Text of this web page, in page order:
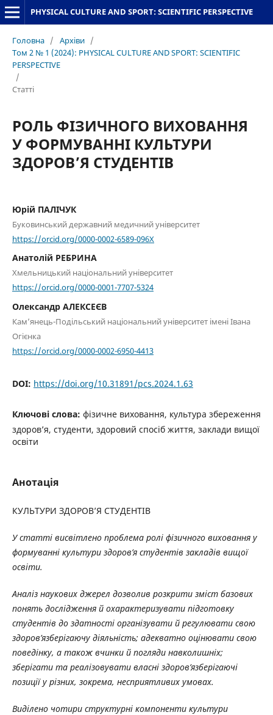
PHYSICAL CULTURE AND SPORT: SCIENTIFIC PERSPECTIVE
Головна / Архіви /
Том 2 № 1 (2024): PHYSICAL CULTURE AND SPORT: SCIENTIFIC
PERSPECTIVE
/
Статті
РОЛЬ ФІЗИЧНОГО ВИХОВАННЯ
У ФОРМУВАННІ КУЛЬТУРИ
ЗДОРОВ’Я СТУДЕНТІВ
Юрій ПАЛІЧУК
Буковинський державний медичний університет
https://orcid.org/0000-0002-6589-096X
Анатолій РЕБРИНА
Хмельницький національний університет
https://orcid.org/0000-0001-7707-5324
Олександр АЛЕКСЕЄВ
Кам’янець-Подільський національний університет імені Івана
Огієнка
https://orcid.org/0000-0002-6950-4413
DOI: https://doi.org/10.31891/pcs.2024.1.63
Ключові слова: фізичне виховання, культура збереження
здоров’я, студенти, здоровий спосіб життя, заклади вищої
освіти
Анотація
КУЛЬТУРИ ЗДОРОВ’Я СТУДЕНТІВ
У статті висвітлено проблемаролі фізичного виховання у
формуванні культури здоров’я студентів закладів вищої
освіти.
Аналіз наукових джерел дозволив розкрити зміст базових
понять дослідження й охарактеризувати підготовку
студентів до здатності організувати й регулювати свою
здоров’язберігаючу діяльність; адекватно оцінювати свою
поведінку, а також вчинки й погляди навколишніх;
зберігати та реалізовувати власні здоров’язберігаючі
позиції у різних, зокрема, несприятливих умовах.
Виділено чотири структурні компоненти культури